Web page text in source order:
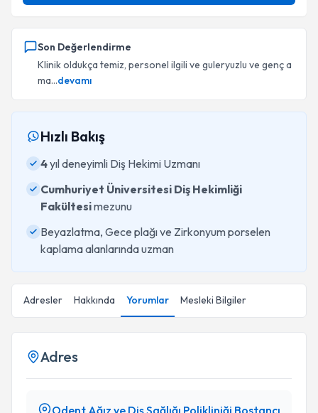
Son Değerlendirme
Klinik oldukça temiz, personel ilgili ve guleryuzlu ve genç a
ma...devamı
Hızlı Bakış
4yıl deneyimli Diş Hekimi Uzmanı
Cumhuriyet Üniversitesi Diş Hekimliği
Fakültesimezunu
Beyazlatma, Gece plağı ve Zirkonyum porselen
kaplama alanlarında uzman
Adresler Hakkında Yorumlar Mesleki Bilgiler
Adres
Odent Ağız ve Diş Sağlığı Polikliniği Bostancı